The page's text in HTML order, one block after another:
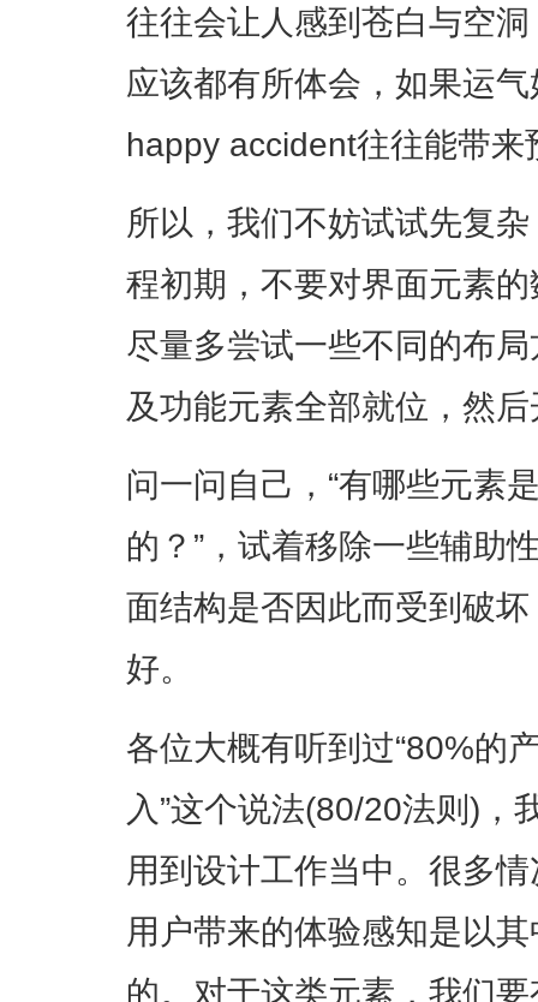
往往会让人感到苍白与空
应该都有所体会，如果运
happy accident往往能带
所以，我们不妨试试先复
程初期，不要对界面元素
尽量多尝试一些不同的布
及功能元素全部就位，然
问一问自己，“有哪些元素
的？”，试着移除一些辅助
面结构是否因此而受到破
好。
各位大概有听到过“80%的
入”这个说法(80/20法则)，
用到设计工作当中。很多
用户带来的体验感知是以
的。对于这类元素，我们